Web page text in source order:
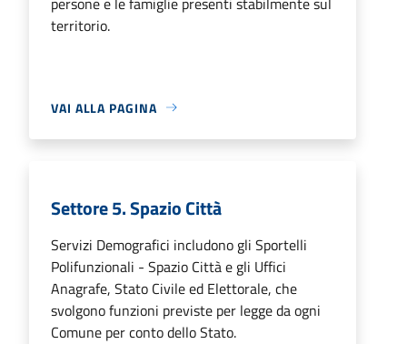
territorio.
VAI ALLA PAGINA
Settore 5. Spazio Città
Servizi Demografici includono gli Sportelli
Polifunzionali - Spazio Città e gli Uffici
Anagrafe, Stato Civile ed Elettorale, che
svolgono funzioni previste per legge da ogni
Comune per conto dello Stato.